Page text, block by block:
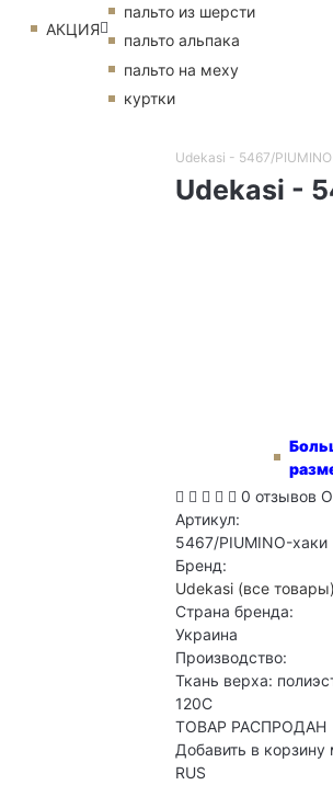
АКЦИЯ
пальто из шерсти
пальто альпака
пальто на меху
куртки
Udekasi - 5467/
Udekasi -
0 отзывов
Артикул:
5467/PIUMINO-хаки
Бренд:
Udekasi (все товары)
Страна бренда:
Украина
Производство:
Ткань верха:
120С
ТОВАР РАСПРОДАН
Добавить в
RUS